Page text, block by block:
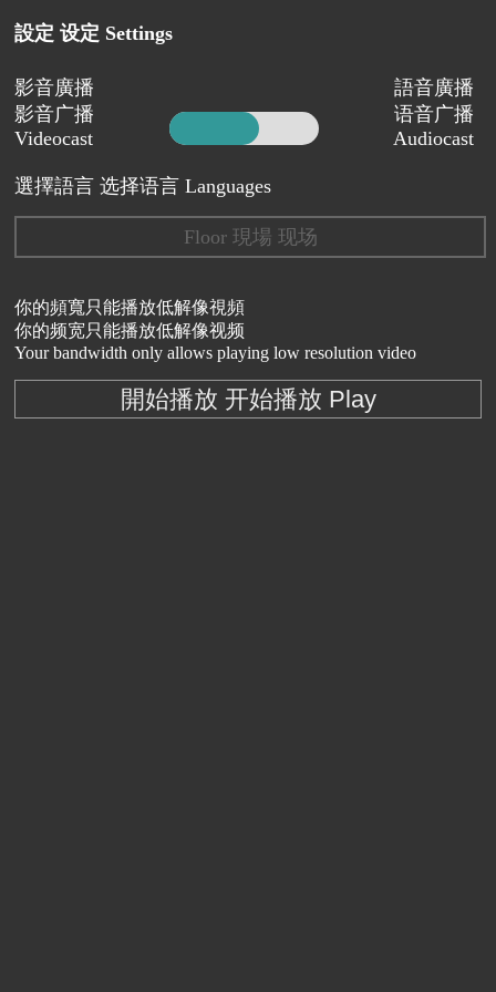
設定 设定 Settings
影音廣播
影音广播
Videocast
語音廣播
语音广播
Audiocast
選擇語言 选择语言 Languages
Floor 現場 现场
你的頻寬只能播放低解像視頻
你的频宽只能播放低解像视频
Your bandwidth only allows playing low resolution video
開始播放 开始播放 Play